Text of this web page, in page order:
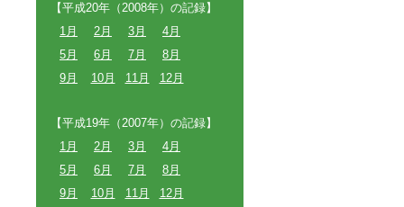
【平成20年（2008年）の記録】
1月
2月 3月
4月
5月
6月 7月
8月
9月
10月 11月 12月
【平成19年（2007年）の記録】
1月
2月 3月
4月
5月
6月 7月
8月
9月
10月 11月 12月